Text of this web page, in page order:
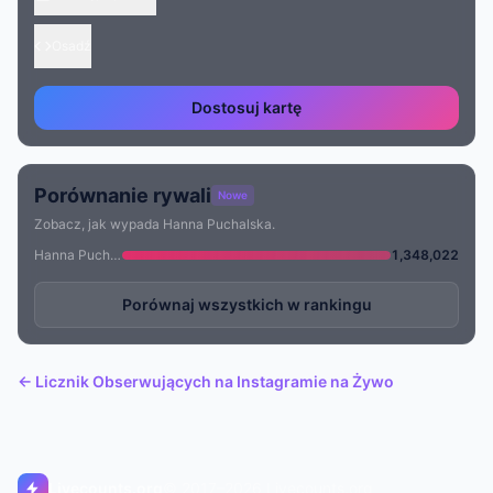
Dostosuj kartę
Porównanie rywali Nowe
Zobacz, jak wypada Hanna Puchalska.
Hanna Puchalska
1,348,022
Porównaj wszystkich w rankingu
← Licznik Obserwujących na Instagramie na Żywo